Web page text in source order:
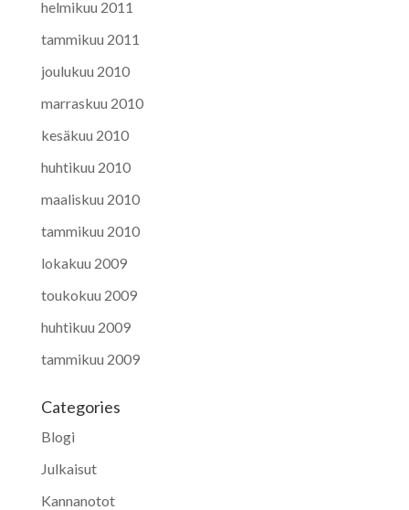
helmikuu 2011
tammikuu 2011
joulukuu 2010
marraskuu 2010
kesäkuu 2010
huhtikuu 2010
maaliskuu 2010
tammikuu 2010
lokakuu 2009
toukokuu 2009
huhtikuu 2009
tammikuu 2009
Categories
Blogi
Julkaisut
Kannanotot